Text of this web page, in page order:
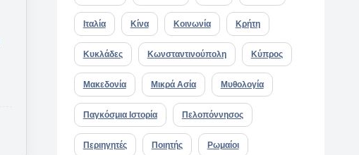
Ιταλία Κίνα Κοινωνία Κρήτη
Κυκλάδες Κωνσταντινούπολη Κύπρος
Μακεδονία Μικρά Ασία Μυθολογία
Παγκόσμια Ιστορία Πελοπόννησος
Περιηγητές Ποιητής Ρωμαίοι